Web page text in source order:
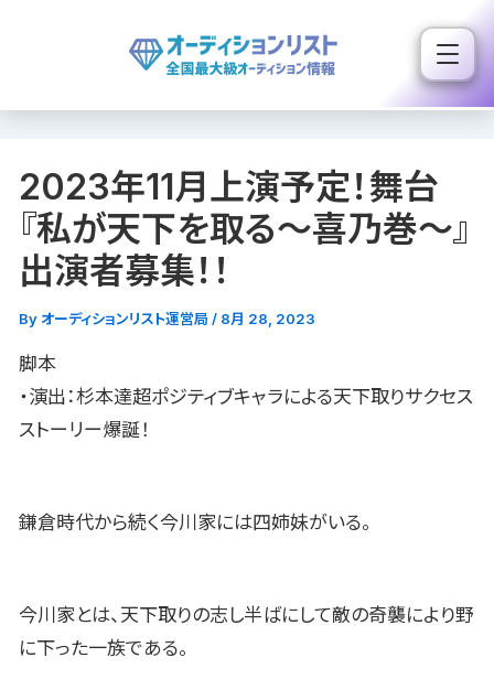
ス
2023年11月上演予定！舞台
『私が天下を取る〜喜乃巻〜』
出演者募集！！
By オーディションリスト運営局 / 8月 28, 2023
脚本
・演出：杉本達超ポジティブキャラによる天下取りサクセス
ストーリー爆誕！
鎌倉時代から続く今川家には四姉妹がいる。
今川家とは、天下取りの志し半ばにして敵の奇襲により野
に下った一族である。